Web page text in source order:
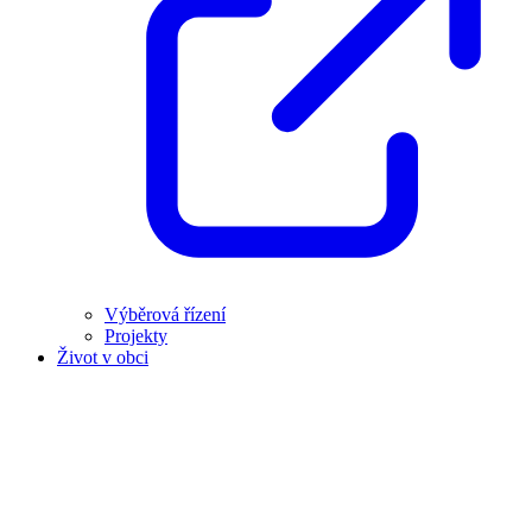
Výběrová řízení
Projekty
Život v obci